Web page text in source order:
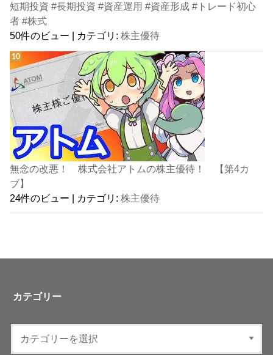
短期投資 #長期投資 #資産運用 #資産形成 #トレード初心
者 #株式
50件のビュー
カテゴリ:株主優待
無念の改悪！ 株式会社アトムの株主優待！ 【第4カ
ブ】
24件のビュー | カテゴリ:株主優待
カテゴリー